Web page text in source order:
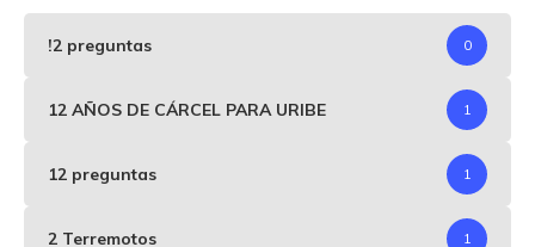
!2 preguntas 0
12 AÑOS DE CÁRCEL PARA URIBE 1
12 preguntas 1
2 Terremotos 1